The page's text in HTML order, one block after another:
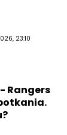
23:10
Rangers